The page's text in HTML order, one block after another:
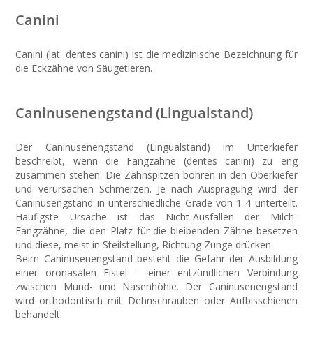
Canini
Canini (lat. dentes canini) ist die medizinische Bezeichnung für
die Eckzähne von Säugetieren.
Caninusenengstand (Lingualstand)
Der Caninusenengstand (Lingualstand) im Unterkiefer
beschreibt, wenn die Fangzähne (dentes canini) zu eng
zusammen stehen. Die Zahnspitzen bohren in den Oberkiefer
und verursachen Schmerzen. Je nach Ausprägung wird der
Caninusengstand in unterschiedliche Grade von 1-4 unterteilt.
Häufigste Ursache ist das Nicht-Ausfallen der Milch-
Fangzähne, die den Platz für die bleibenden Zähne besetzen
und diese, meist in Steilstellung, Richtung Zunge drücken.
Beim Caninusenengstand besteht die Gefahr der Ausbildung
einer oronasalen Fistel – einer entzündlichen Verbindung
zwischen Mund- und Nasenhöhle. Der Caninusenengstand
wird orthodontisch mit Dehnschrauben oder Aufbisschienen
behandelt.